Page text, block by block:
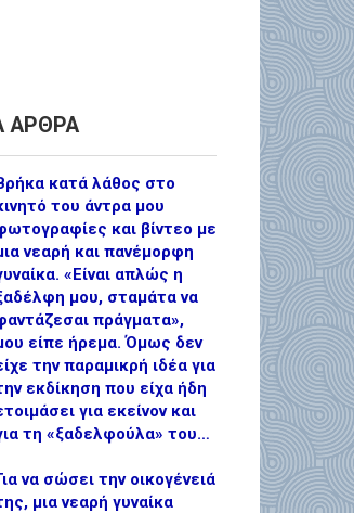
ΑΡΘΡΑ
κατά λάθος στο
του άντρα μου
και βίντεο με
νεαρή και πανέμορφη
«Είναι απλώς η
μου, σταμάτα να
πράγματα»,
είπε ήρεμα. Όμως δεν
την παραμικρή ιδέα για
εκδίκηση που είχα ήδη
για εκείνον και
τη «ξαδελφούλα» του…
να σώσει την οικογένειά
μια νεαρή γυναίκα